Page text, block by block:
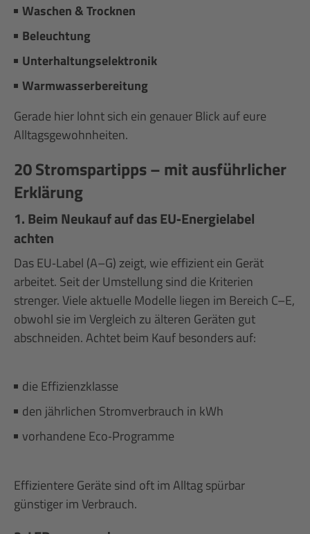
Waschen & Trocknen
Beleuchtung
Unterhaltungselektronik
Warmwasserbereitung
Gerade hier lohnt sich ein genauer Blick auf eure
Alltagsgewohnheiten.
20 Stromspartipps – mit ausführlicher
Erklärung
1. Beim Neukauf auf das EU‑Energielabel
achten
Das EU‑Label (A–G) zeigt, wie effizient ein Gerät
arbeitet. Seit der Umstellung sind die Kriterien
strenger. Viele aktuelle Modelle liegen im Bereich C–E,
obwohl sie im Vergleich zu älteren Geräten gut
abschneiden. Achtet beim Kauf besonders auf:
die Effizienzklasse
den jährlichen Stromverbrauch in kWh
vorhandene Eco‑Programme
Effizientere Geräte sind oft im Alltag spürbar
günstiger im Verbrauch.